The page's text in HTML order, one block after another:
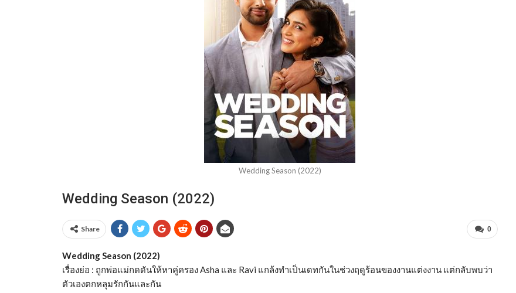
Wedding Season (2022)
Wedding Season (2022)
0
Share
Wedding Season (2022)
เรื่องย่อ : ถูกพ่อแม่กดดันให้หาคู่ครอง Asha และ Ravi แกล้งทำเป็นเดทกันในช่วงฤดูร้อนของงานแต่งงาน แต่กลับพบว่า
ตัวเองตกหลุมรักกันและกัน